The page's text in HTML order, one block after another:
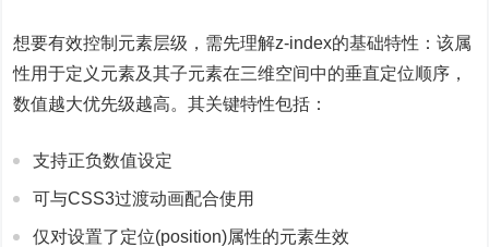
想要有效控制元素层级，需先理解z-index的基础特性：该属
性用于定义元素及其子元素在三维空间中的垂直定位顺序，
数值越大优先级越高。其关键特性包括：
支持正负数值设定
可与CSS3过渡动画配合使用
仅对设置了定位(position)属性的元素生效